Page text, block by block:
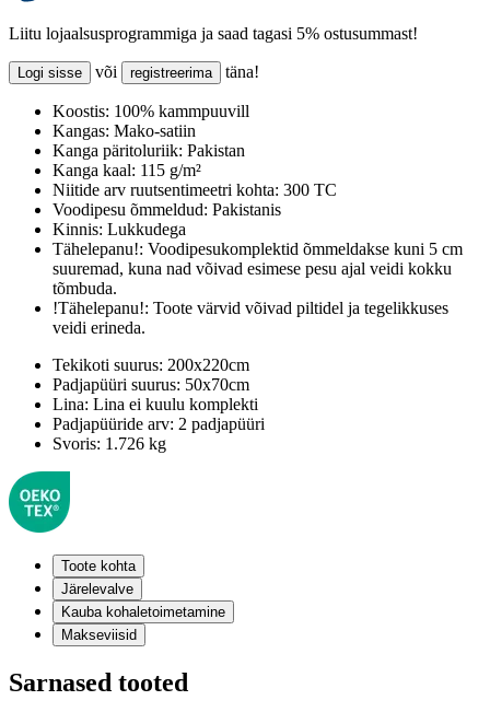
Liitu lojaalsusprogrammiga ja saad tagasi 5% ostusummast!
Logi sisse või registreerima täna!
Koostis: 100% kammpuuvill
Kangas: Mako-satiin
Kanga päritoluriik: Pakistan
Kanga kaal: 115 g/m²
Niitide arv ruutsentimeetri kohta: 300 TC
Voodipesu õmmeldud: Pakistanis
Kinnis: Lukkudega
Tähelepanu!: Voodipesukomplektid õmmeldakse kuni 5 cm
suuremad, kuna nad võivad esimese pesu ajal veidi kokku
tõmbuda.
!Tähelepanu!: Toote värvid võivad piltidel ja tegelikkuses
veidi erineda.
Tekikoti suurus: 200x220cm
Padjapüüri suurus: 50x70cm
Lina: Lina ei kuulu komplekti
Padjapüüride arv: 2 padjapüüri
Svoris: 1.726 kg
Toote kohta
Järelevalve
Kauba kohaletoimetamine
Makseviisid
Sarnased tooted